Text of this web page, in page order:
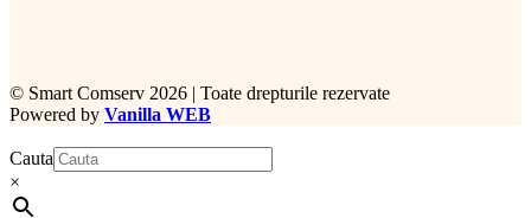
© Smart Comserv 2026 | Toate drepturile rezervate
Powered by Vanilla WEB
Cauta
×